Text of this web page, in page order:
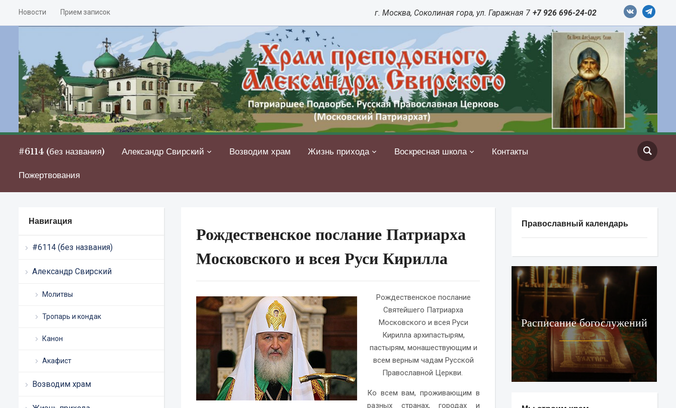
Новости Прием записок vkontaktetelegram
г. Москва, Соколиная гора, ул. Гаражная 7 +7 926 696-24-02
#6114 (без названия) Александр Свирский Возводим храм Жизнь прихода Воскресная школа Контакты
Пожертвования
Навигация
#6114 (без названия)
Александр Свирский
Молитвы
Тропарь и кондак
Канон
Акафист
Возводим храм
Рождественское послание Патриарха
Московского и всея Руси Кирилла
Рождественское послание
Святейшего Патриарха
Московского и всея Руси
Кирилла архипастырям,
пастырям, монашествующим и
всем верным чадам Русской
Православной Церкви.
Ко всем вам, проживающим в
разных странах, городах и
Православный календарь
Расписание богослужений